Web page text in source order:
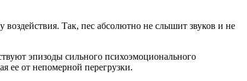
Так, пес абсолютно не слышит звуков и не
эпизоды сильного психоэмоционального
ее от непомерной перегрузки.